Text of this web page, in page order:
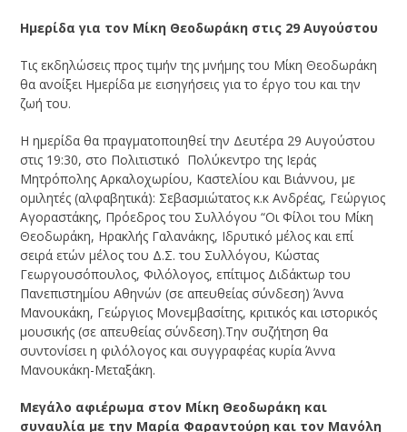
Ημερίδα για τον Μίκη Θεοδωράκη στις 29 Αυγούστου
Τις εκδηλώσεις προς τιμήν της μνήμης του Μίκη Θεοδωράκη
θα ανοίξει Ημερίδα με εισηγήσεις για το έργο του και την
ζωή του.
Η ημερίδα θα πραγματοποιηθεί την Δευτέρα 29 Αυγούστου
στις 19:30, στο Πολιτιστικό Πολύκεντρο της Ιεράς
Μητρόπολης Αρκαλοχωρίου, Καστελίου και Βιάννου, με
ομιλητές (αλφαβητικά): Σεβασμιώτατος κ.κ Ανδρέας, Γεώργιος
Αγοραστάκης, Πρόεδρος του Συλλόγου “Οι Φίλοι του Μίκη
Θεοδωράκη, Ηρακλής Γαλανάκης, Ιδρυτικό μέλος και επί
σειρά ετών μέλος του Δ.Σ. του Συλλόγου, Κώστας
Γεωργουσόπουλος, Φιλόλογος, επίτιμος Διδάκτωρ του
Πανεπιστημίου Αθηνών (σε απευθείας σύνδεση) Άννα
Μανουκάκη, Γεώργιος Μονεμβασίτης, κριτικός και ιστορικός
μουσικής (σε απευθείας σύνδεση).Την συζήτηση θα
συντονίσει η φιλόλογος και συγγραφέας κυρία Άννα
Μανουκάκη-Μεταξάκη.
Μεγάλο αφιέρωμα στον Μίκη Θεοδωράκη και
συναυλία με την Μαρία Φαραντούρη και τον Μανόλη